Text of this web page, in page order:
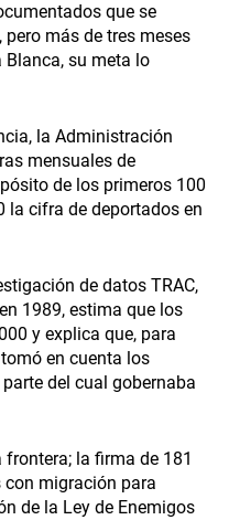
que se
más de tres meses
Blanca, su meta lo
la Administración
mensuales de
de los primeros 100
la cifra de deportados en
de datos TRAC,
1989, estima que los
y explica que, para
en cuenta los
del cual gobernaba
la firma de 181
migración para
de la Ley de Enemigos